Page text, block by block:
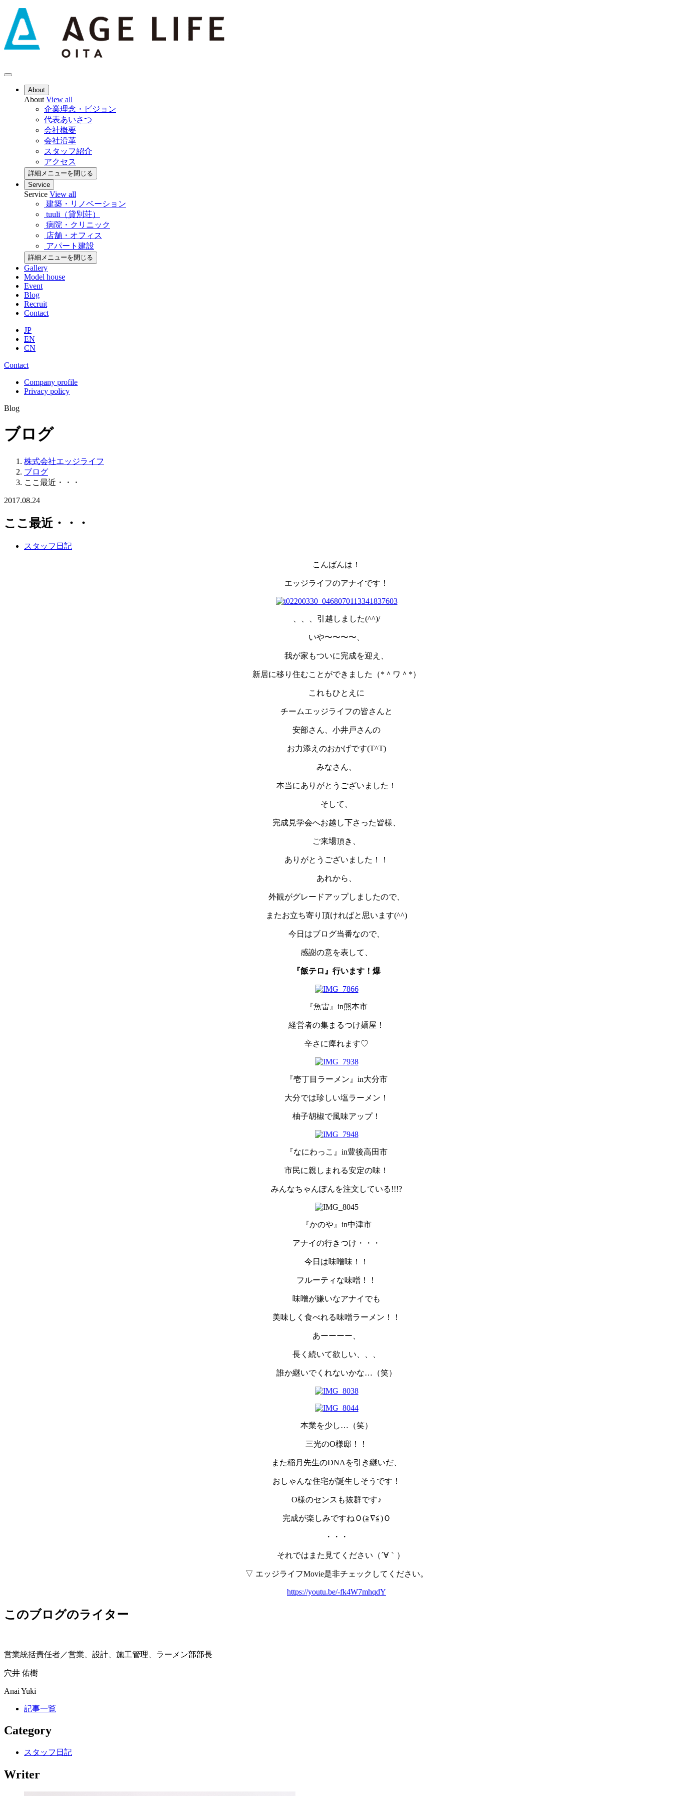
About
About View all
企業理念・ビジョン
代表あいさつ
会社概要
会社沿革
スタッフ紹介
アクセス
詳細メニューを閉じる
Service
Service View all
建築・リノベーション
tuuli（貸別荘）
病院・クリニック
店舗・オフィス
アパート建設
詳細メニューを閉じる
Gallery
Model house
Event
Blog
Recruit
Contact
JP
EN
CN
Contact
Company profile
Privacy policy
Blog
ブログ
株式会社エッジライフ
ブログ
ここ最近・・・
2017.08.24
ここ最近・・・
スタッフ日記
こんばんは！
エッジライフのアナイです！
、、、引越しました(^^)/
いや〜〜〜〜、
我が家もついに完成を迎え、
新居に移り住むことができました（*＾ワ＾*）
これもひとえに
チームエッジライフの皆さんと
安部さん、小井戸さんの
お力添えのおかげです(T^T)
みなさん、
本当にありがとうございました！
そして、
完成見学会へお越し下さった皆様、
ご来場頂き、
ありがとうございました！！
あれから、
外観がグレードアップしましたので、
またお立ち寄り頂ければと思います(^^)
今日はブログ当番なので、
感謝の意を表して、
『飯テロ』行います！爆
『魚雷』in熊本市
経営者の集まるつけ麺屋！
辛さに痺れます♡
『壱丁目ラーメン』in大分市
大分では珍しい塩ラーメン！
柚子胡椒で風味アップ！
『なにわっこ』in豊後高田市
市民に親しまれる安定の味！
みんなちゃんぽんを注文している!!!?
『かのや』in中津市
アナイの行きつけ・・・
今日は味噌味！！
フルーティな味噌！！
味噌が嫌いなアナイでも
美味しく食べれる味噌ラーメン！！
あーーーー、
長く続いて欲しい、、、
誰か継いでくれないかな…（笑）
本業を少し…（笑）
三光のO様邸！！
また稲月先生のDNAを引き継いだ、
おしゃんな住宅が誕生しそうです！
O様のセンスも抜群です♪
完成が楽しみですねＯ(≧∇≦)Ｏ
・・・
それではまた見てください（´∀｀）
▽ エッジライフMovie是非チェックしてください。
https://youtu.be/-fk4W7mhqdY
このブログのライター
営業統括責任者／営業、設計、施工管理、ラーメン部部長
穴井 佑樹
Anai Yuki
記事一覧
Category
スタッフ日記
Writer